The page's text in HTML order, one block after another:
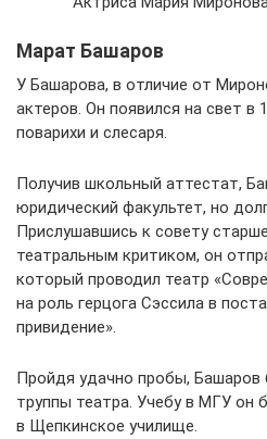
Марат Башаров
У Башарова, в отличие от
актеров. Он появился на свет в
поварихи и слесаря.
Получив школьный аттестат,
юридический факультет, но
Прислушавшись к совету
театральным критиком, он
который проводил театр
на роль герцога Сэссила в
привидение».
Пройдя удачно пробы, Башаров
труппы театра. Учебу в МГУ он
в Щепкинское училище.